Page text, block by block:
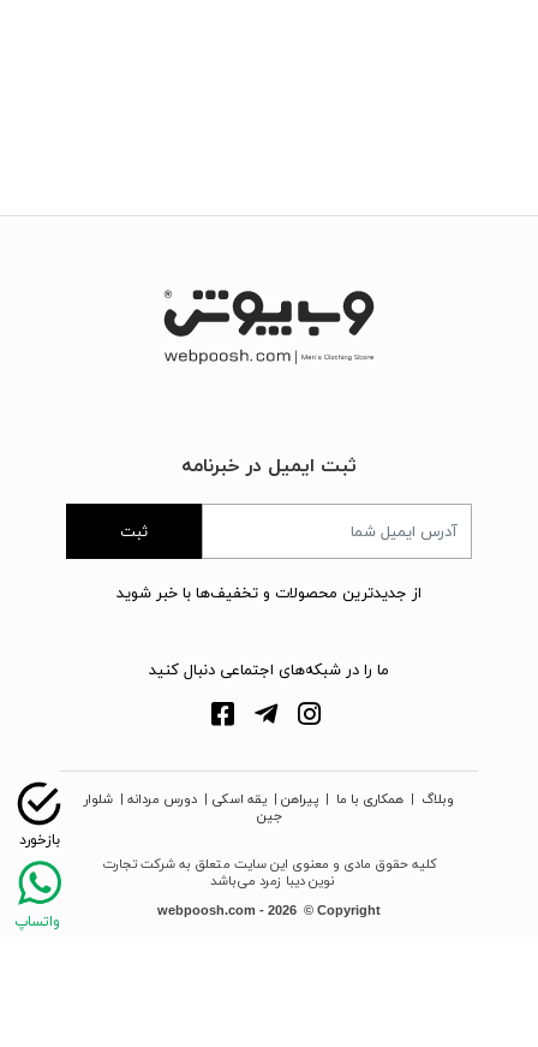
ثبت ایمیل در خبرنامه
ثبت
از جدیدترین محصولات و تخفیف‌ها با خبر شوید
ما را در شبکه‌های اجتماعی دنبال کنید
وبلاگ | همکاری با ما | پیراهن | یقه اسکی | دورس مردانه | شلوار
جین
کلیه حقوق مادی و معنوی این سایت متعلق به شرکت تجارت
نوین دیبا زمرد می‌باشد
webpoosh.com - 2026 © Copyright